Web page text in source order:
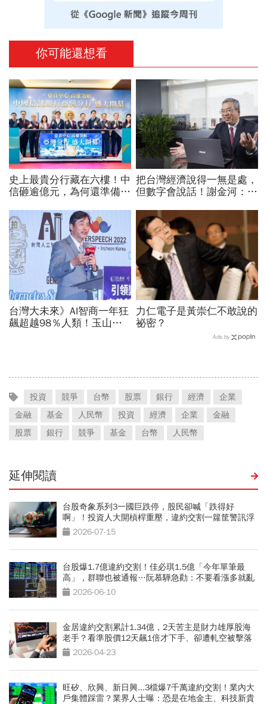
你可能還想看
史上最貴分行藏在六樓！中
信砸逾億元，為何還準備一
把台灣經濟說得一無是處，
但數字會說話！謝金河：中
們的半導體」
台灣大未來》AI智商一年狂
飆超越98％人類！玉山金
力仁電子是黃崇仁不敢說的
祕密？
Ads by
投資 競爭 台幣 股票 銀行 經濟
企業
金融
基金 人民幣 投資 經濟 企業
金融
股票
銀行 競爭 基金 台幣 人民幣
延伸閱讀
台股奇象系列3一國巨跌停，股民卻喊「跌得好
啊」！投資人大開槓桿重壓，違約交割一籮筐警訊浮
現 2026-07-15
台股爆1.7億違約交割！佳必琪1.5億「今年單筆最
高」，群聯也被通報…阮慕驊急勸：不要看漲多就亂
空 2026-06-10
金居違約交割累計1.34億，2天苦主是財力雄厚股海
老手？看準股價12天飆1倍才下手、卻遭軋空被擊落
2026-04-23
旺矽、欣興、新日興...3檔爆7千萬違約交割！業內大
戶集體踩雷？業界人士曝：恐是在地金主、科技新貴